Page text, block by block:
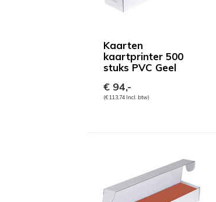
Kaarten
kaartprinter 500
stuks PVC Geel
€ 94,-
(€ 113,74 Incl. btw)